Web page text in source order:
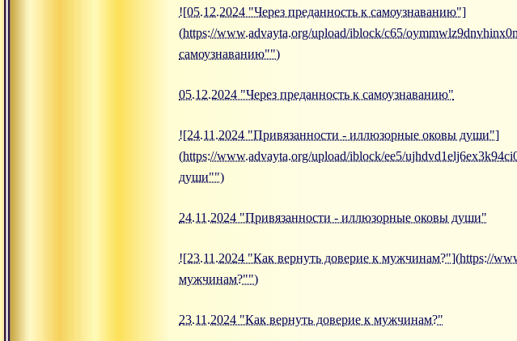
![05.12.2024 "Через преданность к самоузнаванию"]
(https://www.advayta.org/upload/iblock/c65/
самоузнаванию"")
05.12.2024 "Через преданность к самоузнаванию"
![24.11.2024 "Привязанности - иллюзорные оковы души"]
(https://www.advayta.org/upload/iblock/ee5/
души"")
24.11.2024 "Привязанности - иллюзорные оковы души"
![23.11.2024 "Как вернуть доверие к мужчинам?"](https://
мужчинам?"")
23.11.2024 "Как вернуть доверие к мужчинам?"